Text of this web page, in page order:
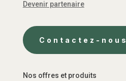
Devenir partenaire
Contactez-nous
Nos offres et produits